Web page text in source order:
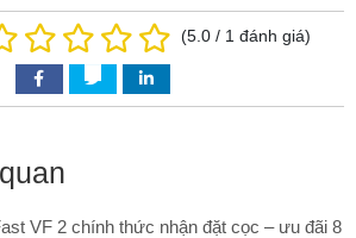
(5.0 / 1 đánh giá)
VF 2 chính thức nhận đặt cọc – ưu đãi 8